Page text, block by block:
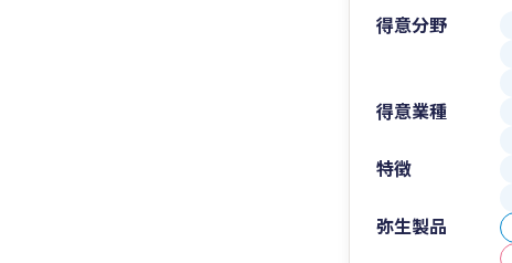
得意分野
得意業種
特徴
弥生製品